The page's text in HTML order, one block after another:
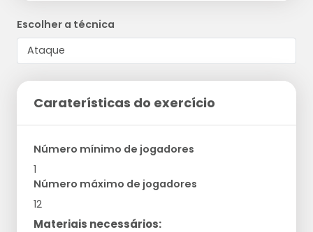
Escolher a técnica
Caraterísticas do exercício
Número mínimo de jogadores
1
Número máximo de jogadores
12
Materiais necessários: